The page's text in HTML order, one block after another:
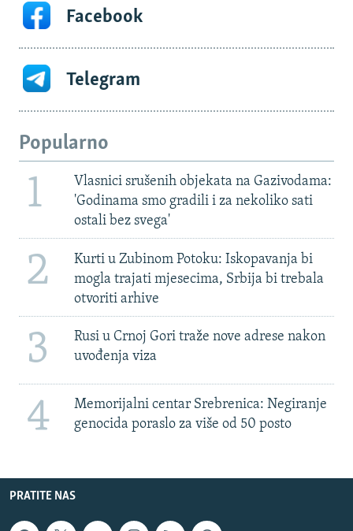
Facebook
Telegram
Popularno
1
Vlasnici srušenih objekata na Gazivodama:
'Godinama smo gradili i za nekoliko sati
ostali bez svega'
2
Kurti u Zubinom Potoku: Iskopavanja bi
mogla trajati mjesecima, Srbija bi trebala
otvoriti arhive
3
Rusi u Crnoj Gori traže nove adrese nakon
uvođenja viza
4
Memorijalni centar Srebrenica: Negiranje
genocida poraslo za više od 50 posto
PRATITE NAS